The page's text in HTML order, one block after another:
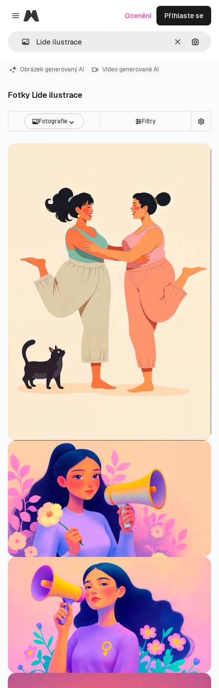
Close menu
Magnific
ZrušitHledat
Ocenění Přihlaste se
Obrázek generovaný AI Video generované AI
Fotky Lide ilustrace
Fotografie Filtry